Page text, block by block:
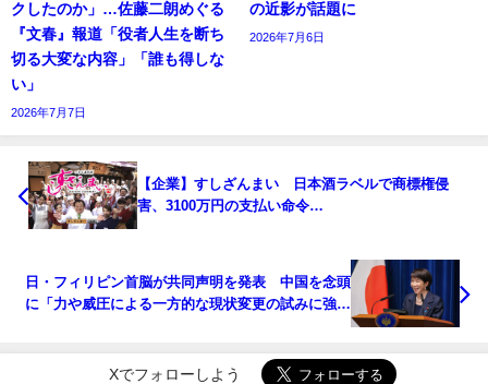
クしたのか」…佐藤二朗めぐる
『文春』報道「役者人生を断ち
切る大変な内容」「誰も得しな
い」
2026年7月7日
の近影が話題に
2026年7月6日
【企業】すしざんまい 日本酒ラベルで商標権侵
害、3100万円の支払い命令…
日・フィリピン首脳が共同声明を発表 中国を念頭
に「力や威圧による一方的な現状変更の試みに強く
Xでフォローしよう